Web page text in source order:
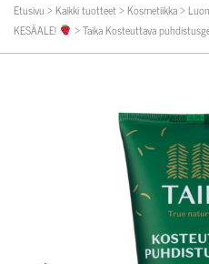
Etusivu >Kaikki tuotteet>Kosmetiikka>
KESÄALE!
>Taika Kosteuttava